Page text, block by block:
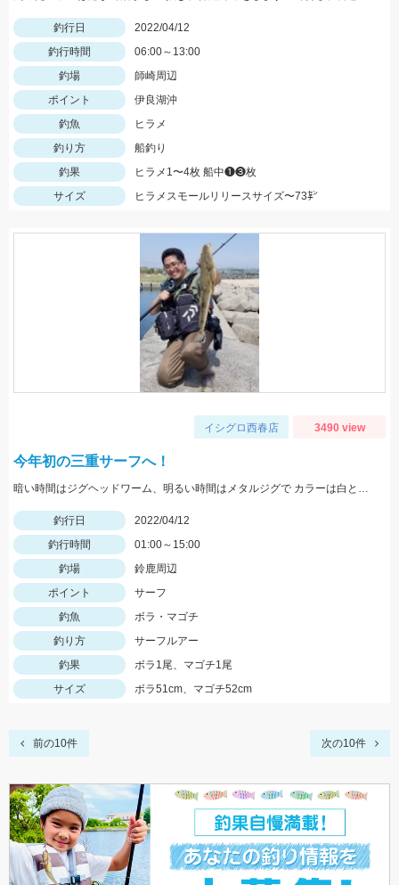
釣行日
2022/04/12
釣行時間
06:00～13:00
釣場
師崎周辺
ポイント
伊良湖沖
釣魚
ヒラメ
釣り方
船釣り
釣果
ヒラメ1〜4枚 船中❶❸枚
サイズ
ヒラメスモールリリースサイズ〜73㌢
イシグロ西春店 3490 view
今年初の三重サーフへ！
暗い時間はジグヘッドワーム、明るい時間はメタルジグで カラーは白とピンクが好反応！
釣行日
2022/04/12
釣行時間
01:00～15:00
釣場
鈴鹿周辺
ポイント
サーフ
釣魚
ボラ・マゴチ
釣り方
サーフルアー
釣果
ボラ1尾、マゴチ1尾
サイズ
ボラ51cm、マゴチ52cm
前の10件 次の10件